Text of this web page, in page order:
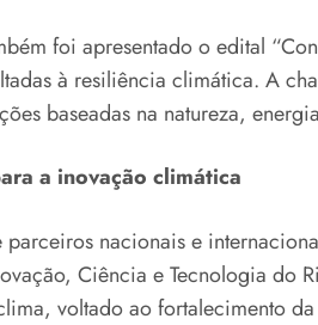
foi apresentado o edital
à resiliência climática. A
baseadas na natureza,
a inovação climática
nacionais e
Ciência e Tecnologia do
voltado ao fortalecimento